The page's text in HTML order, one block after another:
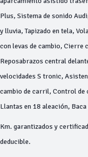
Plus, Sistema de sonido
y lluvia, Tapizado en tela,
con levas de cambio, Cierre
Reposabrazos central
velocidades S tronic,
cambio de carril, Control de
Llantas en 18 aleación,
Km. garantizados y
deducible.